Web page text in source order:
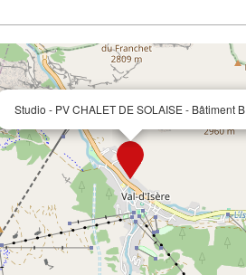
Studio - PV CHALET DE SOLAISE - Bâtiment B